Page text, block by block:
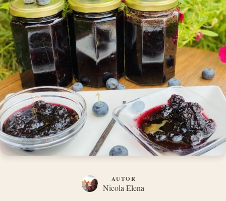
AUTOR
Nicola Elena